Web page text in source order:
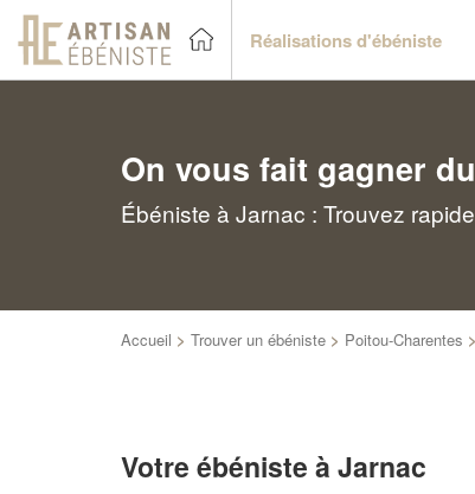
Réalisations d'ébéniste
On vous fait gagner
Ébéniste à Jarnac : Trouvez
Accueil > Trouver un ébéniste > Poitou-Charentes >
Votre ébéniste à Jarnac